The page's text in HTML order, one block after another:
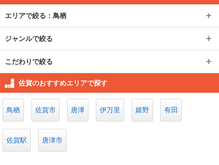
エリアで絞る：鳥栖
エリアで絞る： 鳥栖
佐賀市
佐賀市その他
愛敬・中央本町
佐賀県その他
鳥栖 伊万里
嬉野 佐賀県内その他
有田
唐津
ジャンルで絞る
ジャンルで絞る
焼肉・ホルモン
その他ジャンル
こだわりで絞る
こだわりで絞る
個室
子連れ可
佐賀のおすすめエリアで探す
鳥栖 佐賀市 唐津 伊万里 嬉野 有田
佐賀駅 唐津市